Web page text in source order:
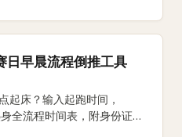
早晨流程倒推工具
起床？输入起跑时间，
全流程时间表，附身份证、